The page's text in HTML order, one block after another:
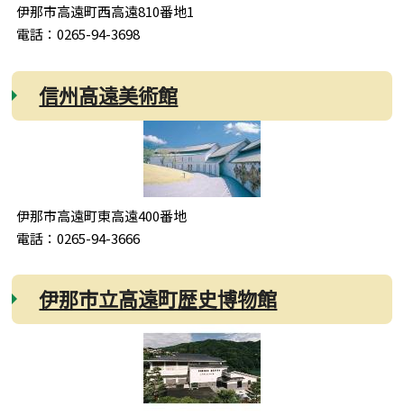
伊那市高遠町西高遠810番地1
電話：0265-94-3698
信州高遠美術館
伊那市高遠町東高遠400番地
電話：0265-94-3666
伊那市立高遠町歴史博物館